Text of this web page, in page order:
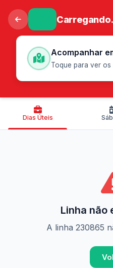
Acompanhar
Toque para ver
Dias Úteis
Linha não
A linha 230865